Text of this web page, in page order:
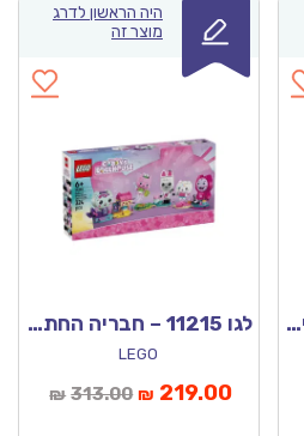
בית הבובות של גבי – בית בובות ענק מסיבה
היה הראשון לדרג
מוצר זה
לגו 11215 – חבריה החתוליים של גבי
LEGO
₪ 313.00המחיר
₪ 219.00המחיר